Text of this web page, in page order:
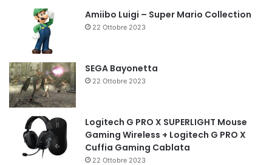
Amiibo Luigi – Super Mario Collection
22 Ottobre 2023
SEGA Bayonetta
22 Ottobre 2023
Logitech G PRO X SUPERLIGHT Mouse
Gaming Wireless + Logitech G PRO X
Cuffia Gaming Cablata
22 Ottobre 2023